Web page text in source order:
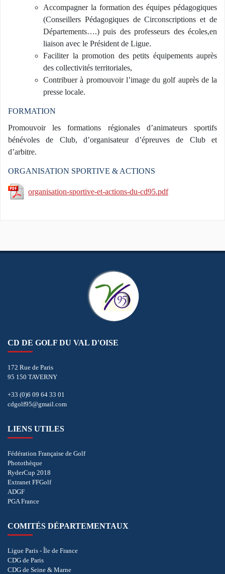
Accompagner la formation des équipes pédagogiques
(Conseillers Pédagogiques de Circonscriptions et de
Départements….) puis des professeurs des écoles,en
liaison avec le Président de Ligue.
Faciliter la promotion des petits équipements auprès
des collectivités territoriales,
Contribuer à promouvoir l’image du golf auprès de la
presse locale.
FORMATION
Promouvoir les formations régionales d’animateurs sportifs
bénévoles de Club, d’organisateur d’épreuves de Club et
d’arbitre.
ORGANISATION SPORTIVE & ACTIONS
organisation-sportive-et-actions-du-cd95.pdf
CD DE GOLF DU VAL D'OISE
172 Rue de Paris
95 150 TAVERNY
+33 (0)6 09 64 33 01
cdgolf95@gmail.com
LIENS UTILES
Fédération Française de Golf
Photothèque
RyderCup 2018
Extranet FFGolf
ADGF
PGA France
COMITÉS DÉPARTEMENTAUX
Ligue Paris - Île de France
CDG de Paris
CDG de Seine & Marne